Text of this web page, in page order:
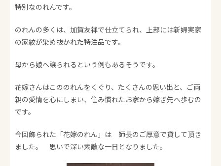
特別なのれんです。
のれんの多くは、加賀友禅で仕立てられ、上部には新婦実家
の家紋が染め抜かれた特注品です。
母から娘へ譲られるという例もあるそうです。
花嫁さんはこののれんをくぐり、たくさんの思い出と、ご両
親の愛情を心にしまい、住み慣れたお家から嫁ぎ先へ歩むの
です。
今回飾られた「花嫁のれん」は 師長のご厚意で貸して頂き
ました。 思いで深い素敵な一日となりました。